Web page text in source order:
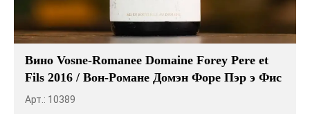
Вино Vosne-Romanee Domaine Forey Pere et
Fils 2016 / Вон-Романе Домэн Форе Пэр э Фис
Арт.: 10389